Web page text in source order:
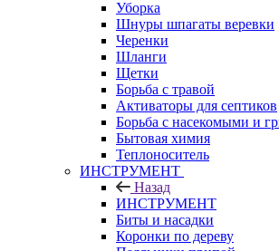
Уборка
Шнуры шпагаты веревки
Черенки
Шланги
Щетки
Борьба с травой
Активаторы для септиков
Борьба с насекомыми и
Бытовая химия
Теплоноситель
ИНСТРУМЕНТ
Назад
ИНСТРУМЕНТ
Биты и насадки
Коронки по дереву